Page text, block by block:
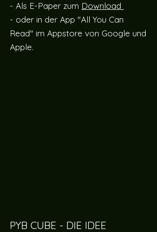
- Als E-Paper zum Download
- oder in der App "All You Can
Read" im Appstore von Google und
Apple.
PYB CUBE - DIE IDEE